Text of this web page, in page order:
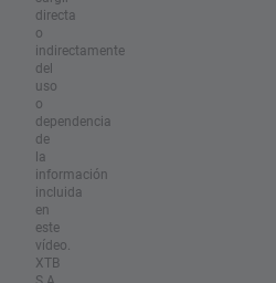
directa
o
indirectamente
del
uso
o
dependencia
de
la
información
incluida
en
este
vídeo.
XTB
S.A.